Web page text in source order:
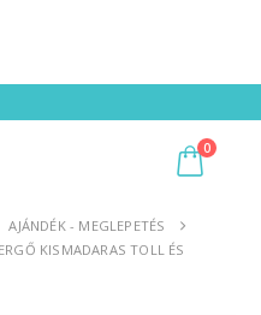
0
AJÁNDÉK - MEGLEPETÉS
KISMADARAS TOLL ÉS